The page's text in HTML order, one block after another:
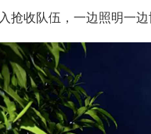
抢收队伍，一边照明一